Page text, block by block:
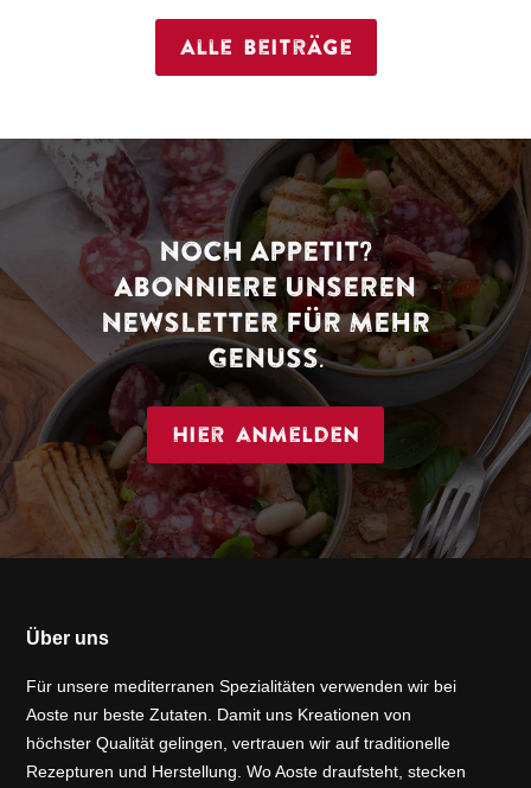
Alle Beiträge
NOCH APPETIT?
ABONNIERE UNSEREN
NEWSLETTER FÜR MEHR
GENUSS.
Hier anmelden
Über uns
Für unsere mediterranen Spezialitäten verwenden wir bei
Aoste nur beste Zutaten. Damit uns Kreationen von
höchster Qualität gelingen, vertrauen wir auf traditionelle
Rezepturen und Herstellung. Wo Aoste draufsteht, stecken